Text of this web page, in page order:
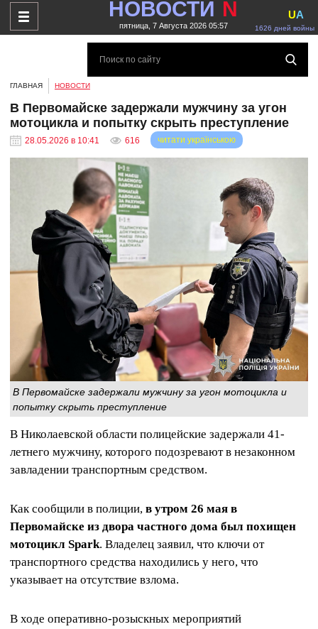
НОВОСТИ N
пятница, 7 Августа 2026 05:57 1626 дней войны
UA
ГЛАВНАЯ НОВОСТИ
В Первомайске задержали мужчину за угон
мотоцикла и попытку скрыть преступление
28.05.2026 в 10:41 616 читати українською
В Первомайске задержали мужчину за угон мотоцикла и
попытку скрыть преступление
В Николаевской области полицейские задержали 41-
летнего мужчину, которого подозревают в незаконном
завладении транспортным средством.
Как сообщили в полиции, в утром 26 мая в
Первомайске из двора частного дома был похищен
мотоцикл Spark. Владелец заявил, что ключи от
транспортного средства находились у него, что
указывает на отсутствие взлома.
В ходе оперативно-розыскных мероприятий